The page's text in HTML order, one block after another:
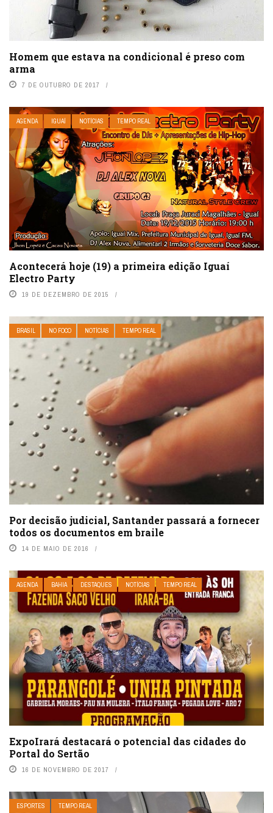
Homem que estava na condicional é preso com
arma
7 DE OUTUBRO DE 2017
AGENDA IGUAÍ NOTÍCIAS TEMPO REAL
Acontecerá hoje (19) a primeira edição Iguaí
Electro Party
19 DE DEZEMBRO DE 2015
BRASIL NO FOCO NOTÍCIAS TEMPO REAL
Por decisão judicial, Santander passará a fornecer
todos os documentos em braile
14 DE MAIO DE 2016
AGENDA BAHIA DESTAQUES NOTÍCIAS TEMPO REAL
ExpoIrará destacará o potencial das cidades do
Portal do Sertão
16 DE NOVEMBRO DE 2017
ESPORTES TEMPO REAL